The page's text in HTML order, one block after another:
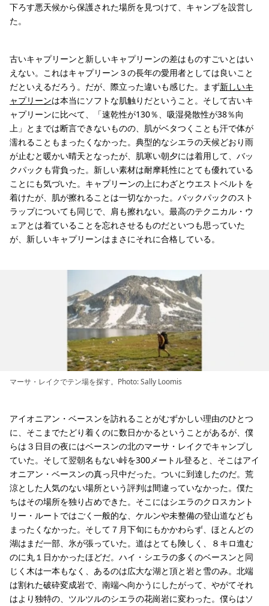
下ろす悪天候から保護された場所を見つけて、キャンプを設営し
た。
古いキャプリーンと新しいキャプリーンの差はものすごいとはい
えない。これはキャプリーン３の長年の愛用者としては良いこと
だといえるだろう。だが、際立った違いも感じた。まず新しいキ
ャプリーンは本当にソフトな肌触りだということ。そして古いキ
ャプリーンに比べて、「速乾性が130％、吸湿発散性が38％向
上」とまでは断言できないものの、肌がベタつくことも汗で体が
濡れることもまったくなかった。典型的なシエラの天候どおり雨
が止むと暖かい晴天となったが、肌寒い朝夕には着用して、バッ
クパックも背負った。新しい素材は耐摩耗性にとても優れている
ことにも気づいた。キャプリーンの上にわざとウエストベルトを
着けたが、肌が擦れることは一切なかった。バックパックのスト
ラップについても同じで、肩も擦れない。最高のテクニカル・ウ
ェアとは着ていることを忘れさせるものだといつも思っていた
が、新しいキャプリーンはまさにそれに合格している。
マーサ・レイクでテン場を探す。Photo: Sally Loomis
アイオニアン・ベースンを訪れることがむずかしい理由のひとつ
に、そこまでたどり着くのに数日かかるということがあるが、僕
らは３日目の夜にはベースンの北のマーサ・レイクでキャンプし
ていた。そして翌朝名もない峠を300メートル登ると、そこはアイ
オニアン・ベースンの真っ只中だった。ついに到達したのだ。荒
涼とした人気のない場所という評判は間違っていなかった。僕た
ちはその場所を独り占めできた。そこにはシエラのクロスカント
リー・ルートではごく一般的な、ケルンや未整備の登山道なども
まったくなかった。そして７月下旬にもかかわらず、ほとんどの
湖はまだ一部、氷が張っていた。道はとても険しく、８キロ進む
のに丸１日かかったほどだ。ハイ・シエラの多くのベースンと同
じく木は一本もなく、あるのは広大な湖と頂と岩と雪のみ。北端
は割れた破砕変成岩で、南端へ向かうにしたがって、やがてそれ
はより独特の、ツルツルのシエラの花崗岩に変わった。僕らはソ